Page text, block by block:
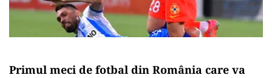
Primul meci de fotbal din România care va